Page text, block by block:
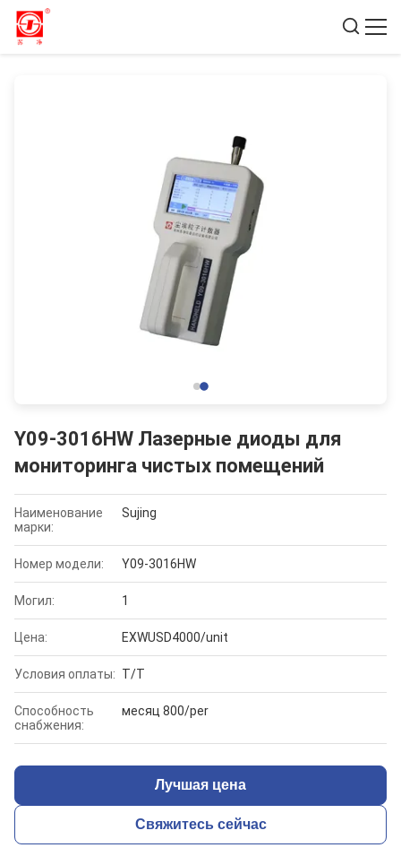
Y09-3016HW Лазерные диоды для
мониторинга чистых помещений
Наименование
марки:
Sujing
Номер модели: Y09-3016HW
Могил: 1
Цена: EXWUSD4000/unit
Условия оплаты: T/T
Способность
снабжения:
месяц 800/per
Лучшая цена
Свяжитесь сейчас